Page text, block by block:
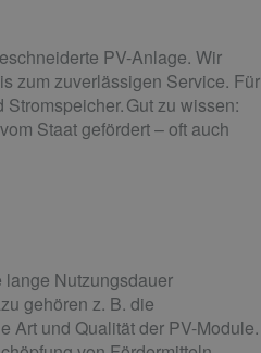
PV-Anlage. Wir
zum zuverlässigen Service. Für
Gut zu wissen:
Staat gefördert – oft auch
Nutzungsdauer
gehören z. B. die
Art und Qualität der PV-Module.